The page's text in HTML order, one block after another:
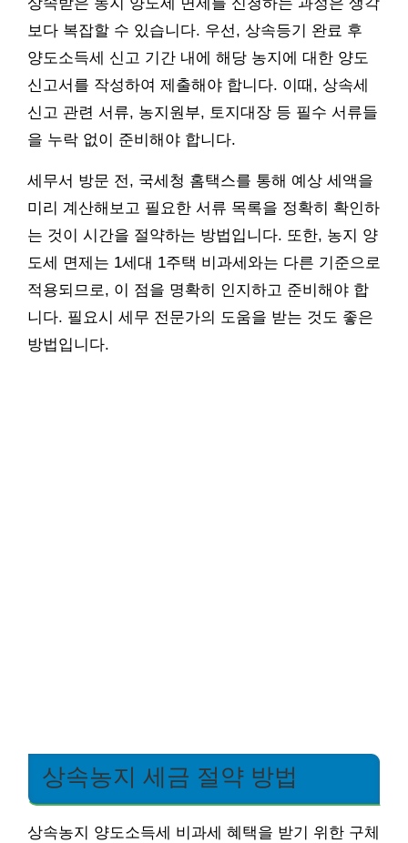
보다 복잡할 수 있습니다. 우선, 상속등기 완료 후
양도소득세 신고 기간 내에 해당 농지에 대한 양도
신고서를 작성하여 제출해야 합니다. 이때, 상속세
신고 관련 서류, 농지원부, 토지대장 등 필수 서류들
을 누락 없이 준비해야 합니다.
세무서 방문 전, 국세청 홈택스를 통해 예상 세액을
미리 계산해보고 필요한 서류 목록을 정확히 확인하
는 것이 시간을 절약하는 방법입니다. 또한, 농지 양
도세 면제는 1세대 1주택 비과세와는 다른 기준으로
적용되므로, 이 점을 명확히 인지하고 준비해야 합
니다. 필요시 세무 전문가의 도움을 받는 것도 좋은
방법입니다.
상속농지 세금 절약 방법
상속농지 양도소득세 비과세 혜택을 받기 위한 구체